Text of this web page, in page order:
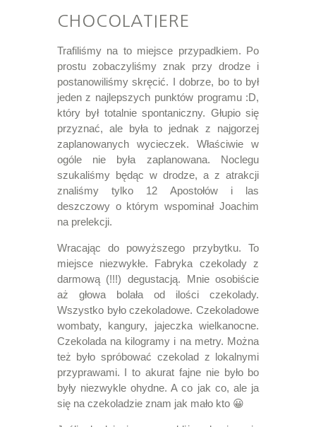
CHOCOLATIERE
Trafiliśmy na to miejsce przypadkiem. Po
prostu zobaczyliśmy znak przy drodze i
postanowiliśmy skręcić. I dobrze, bo to był
jeden z najlepszych punktów programu :D,
który był totalnie spontaniczny. Głupio się
przyznać, ale była to jednak z najgorzej
zaplanowanych wycieczek. Właściwie w
ogóle nie była zaplanowana. Noclegu
szukaliśmy będąc w drodze, a z atrakcji
znaliśmy tylko 12 Apostołów i las
deszczowy o którym wspominał Joachim
na prelekcji.
Wracając do powyższego przybytku. To
miejsce niezwykłe. Fabryka czekolady z
darmową (!!!) degustacją. Mnie osobiście
aż głowa bolała od ilości czekolady.
Wszystko było czekoladowe. Czekoladowe
wombaty, kangury, jajeczka wielkanocne.
Czekolada na kilogramy i na metry. Można
też było spróbować czekolad z lokalnymi
przyprawami. I to akurat fajne nie było bo
były niezwykle ohydne. A co jak co, ale ja
się na czekoladzie znam jak mało kto 😀